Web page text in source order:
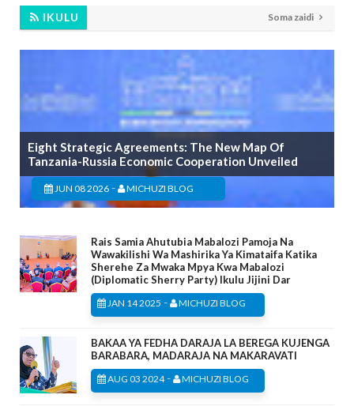
IKULU Soma zaidi
Eight Strategic Agreements: The New Map Of
Tanzania-Russia Economic Cooperation Unveiled
JUN 08 2026 - MICHUZI BLOG
Rais Samia Ahutubia Mabalozi Pamoja Na
Wawakilishi Wa Mashirika Ya Kimataifa Katika
Sherehe Za Mwaka Mpya Kwa Mabalozi
(Diplomatic Sherry Party) Ikulu Jijini Dar
JAN 14 2025 - MICHUZI BLOG
BAKAA YA FEDHA DARAJA LA BEREGA KUJENGA
BARABARA, MADARAJA NA MAKARAVATI
AUG 03 2024- MICHUZI BLOG